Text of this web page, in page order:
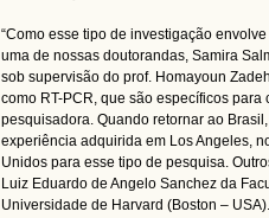
“Como esse tipo de investigação
uma de nossas doutorandas, Samira
sob supervisão do prof. Homayoun
como RT-PCR, que são específicos
pesquisadora. Quando retornar ao
experiência adquirida em Los Angeles,
Unidos para esse tipo de pesquisa.
Luiz Eduardo de Angelo Sanchez da
Universidade de Harvard (Boston –